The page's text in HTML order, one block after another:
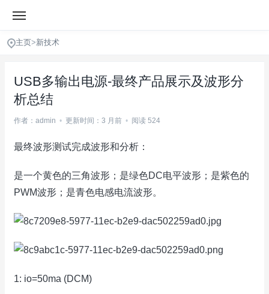
主页>新技术
USB多输出电源-最终产品展示及波形分
析总结
作者：admin • 更新时间：3 月前 • 阅读 524
最终波形测试完成波形和分析：
是一个黄色的三角波形；是绿色DC电平波形；是紫色的
PWM波形；是青色电感电流波形。
1: io=50ma (DCM)